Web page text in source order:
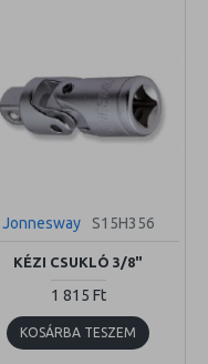
Jonnesway S15H356
KÉZI CSUKLÓ 3/8"
1 815 Ft
KOSÁRBA TESZEM